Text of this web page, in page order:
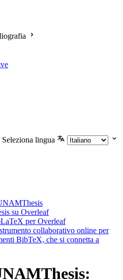
Seleziona lingua
su Overleaf
per Overleaf
collaborativo online per
BibTeX, che si connetta a